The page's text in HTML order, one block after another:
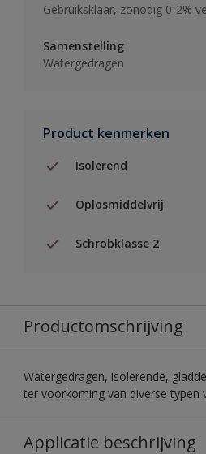
Gebruiksklaar, zonodig 0-2%
Samenstelling
Watergedragen
Product kenmerken
Isolerend
Oplosmiddelvrij
Schrobklasse 2
Productomschrijving
Watergedragen, isolerende,
ter voorkoming van diverse typen
Applicatie beschrijving